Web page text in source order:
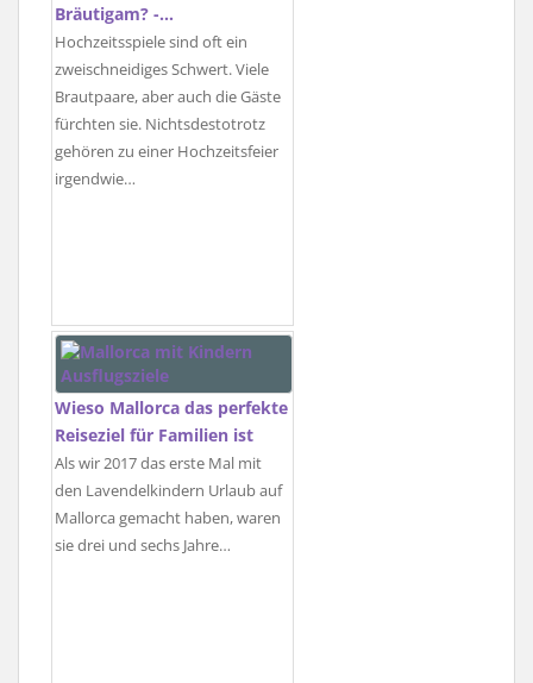
Bräutigam? -…
Hochzeitsspiele sind oft ein
zweischneidiges Schwert. Viele
Brautpaare, aber auch die Gäste
fürchten sie. Nichtsdestotrotz
gehören zu einer Hochzeitsfeier
irgendwie…
Wieso Mallorca das perfekte
Reiseziel für Familien ist
Als wir 2017 das erste Mal mit
den Lavendelkindern Urlaub auf
Mallorca gemacht haben, waren
sie drei und sechs Jahre…